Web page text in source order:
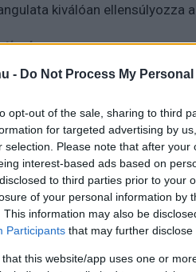
- Do Not Process My
opt-out of the sale, sharing to third
for targeted advertising by
selection. Please note that after
interest-based ads based on
to third parties prior to your
of your personal information by
This information may also be
Participants that may further
this website/app uses one or
kiválóan ellensúlyozza
joke that inspired me to
funkciójára is: mivel a
meg, hogy váltani